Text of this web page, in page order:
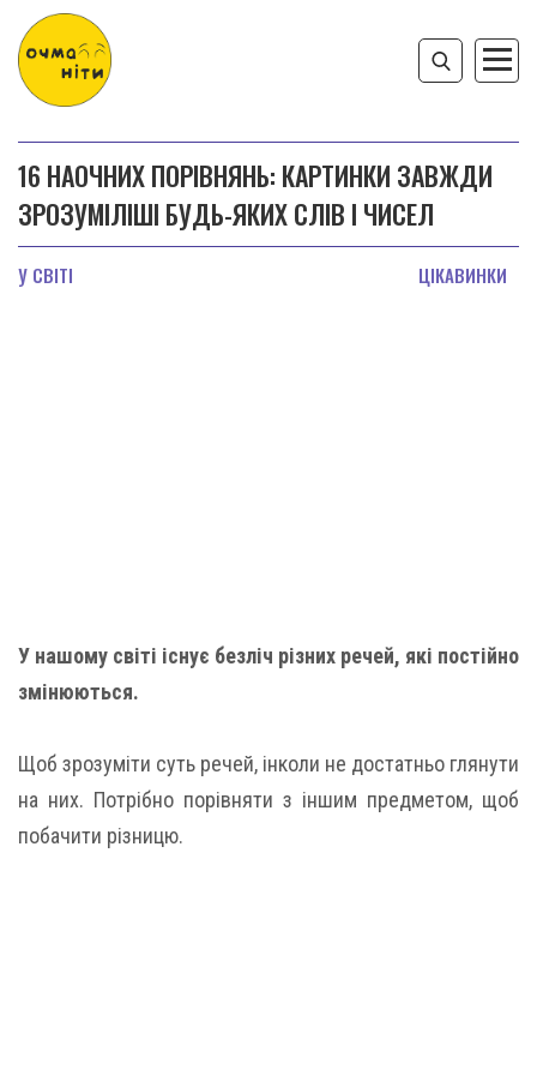
16 НАОЧНИХ ПОРІВНЯНЬ: КАРТИНКИ ЗАВЖДИ
ЗРОЗУМІЛІШІ БУДЬ-ЯКИХ СЛІВ І ЧИСЕЛ
У СВІТІ ЦІКАВИНКИ
У нашому світі існує безліч різних речей, які постійно
змінюються.
Щоб зрозуміти суть речей, інколи не достатньо глянути
на них. Потрібно порівняти з іншим предметом, щоб
побачити різницю.